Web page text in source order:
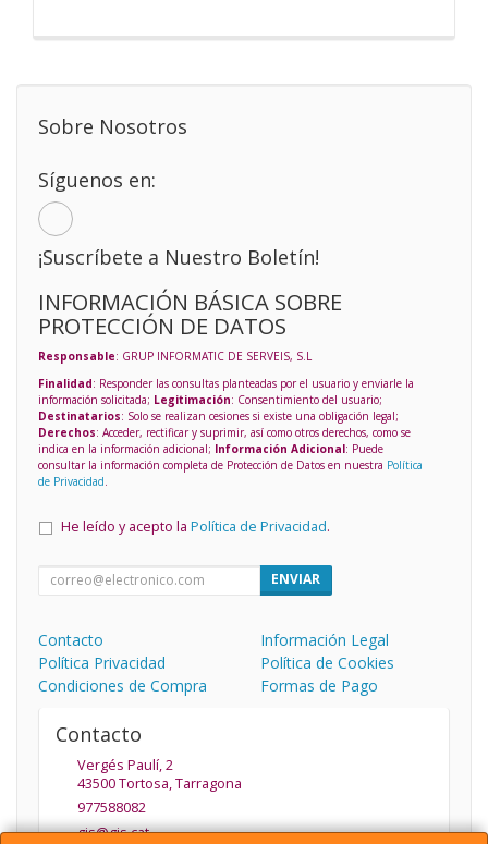
Sobre Nosotros
Síguenos en:
¡Suscríbete a Nuestro Boletín!
INFORMACIÓN BÁSICA SOBRE
PROTECCIÓN DE DATOS
Responsable: GRUP INFORMATIC DE SERVEIS, S.L
Finalidad: Responder las consultas planteadas por el usuario y enviarle la
información solicitada; Legitimación: Consentimiento del usuario;
Destinatarios: Solo se realizan cesiones si existe una obligación legal;
Derechos: Acceder, rectificar y suprimir, así como otros derechos, como se
indica en la información adicional; Información Adicional: Puede
consultar la información completa de Protección de Datos en nuestra Política
de Privacidad
He leído y acepto la Política de Privacidad.
ENVIAR
Contacto
Información Legal
Política Privacidad
Política de Cookies
Condiciones de Compra
Formas de Pago
Contacto
Vergés Paulí, 2
43500Tortosa,Tarragona
977588082
gis@gis.cat